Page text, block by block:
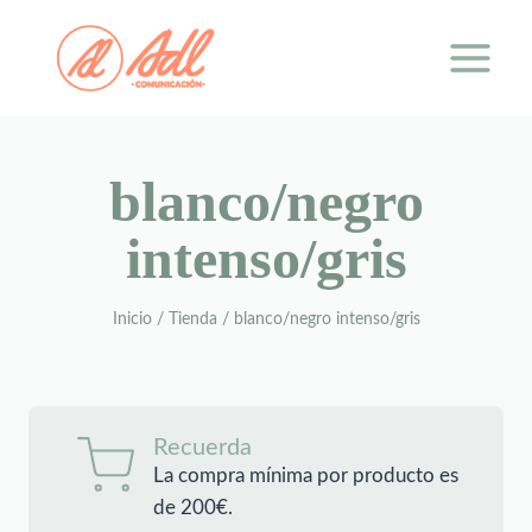
contenido
blanco/negro
intenso/gris
Inicio / Tienda / blanco/negro intenso/gris
Recuerda
La compra mínima por producto es
de 200€.